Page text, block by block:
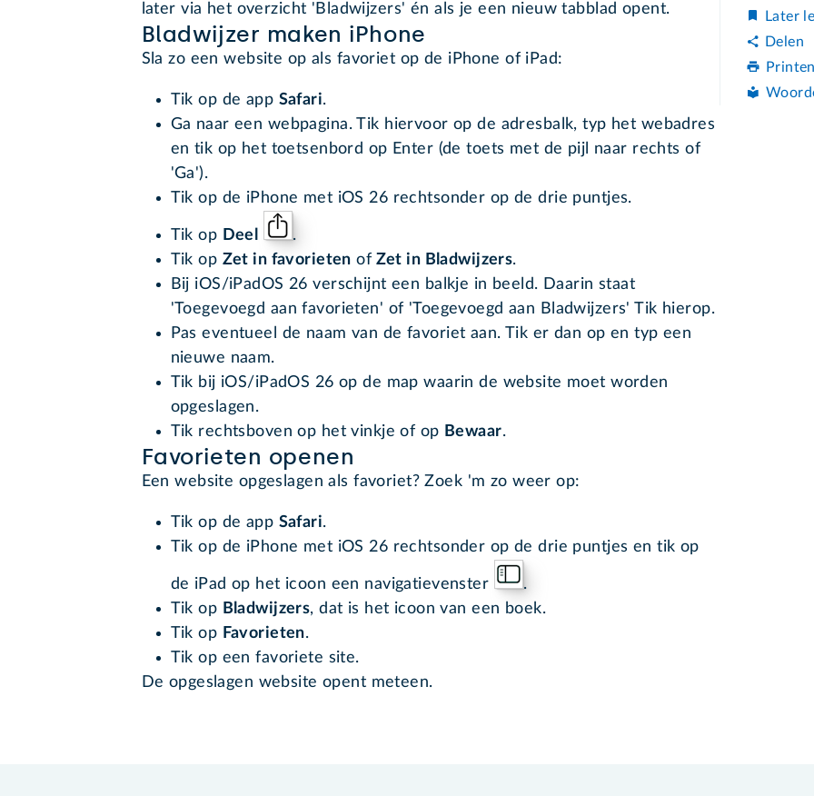
later via het overzicht 'Bladwijzers' én als je een nieuw tabblad opent.
Bladwijzer maken iPhone
Sla zo een website op als favoriet op de iPhone of iPad:
Tik op de app Safari.
Ga naar een webpagina. Tik hiervoor op de adresbalk, typ het webadres
en tik op het toetsenbord op Enter (de toets met de pijl naar rechts of
'Ga').
Tik op de iPhone met iOS 26 rechtsonder op de drie puntjes.
Tik op Deel
.
Tik op Zet in favorieten of Zet in Bladwijzers.
Bij iOS/iPadOS 26 verschijnt een balkje in beeld. Daarin staat
'Toegevoegd aan favorieten' of 'Toegevoegd aan Bladwijzers' Tik hierop.
Pas eventueel de naam van de favoriet aan. Tik er dan op en typ een
nieuwe naam.
Tik bij iOS/iPadOS 26 op de map waarin de website moet worden
opgeslagen.
Tik rechtsboven op het vinkje of op Bewaar.
Favorieten openen
Een website opgeslagen als favoriet? Zoek 'm zo weer op:
Tik op de app Safari.
Tik op de iPhone met iOS 26 rechtsonder op de drie puntjes en tik op
de iPad op het icoon een navigatievenster
.
Tik op Bladwijzers, dat is het icoon van een boek.
Tik op Favorieten.
Tik op een favoriete site.
De opgeslagen website opent meteen.
Later
Delen